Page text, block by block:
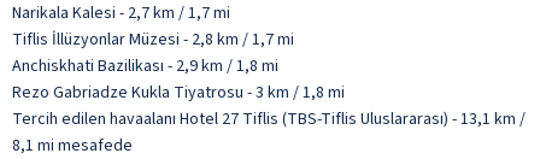
Narikala Kalesi - 2,7 km / 1,7 mi
Tiflis İllüzyonlar Müzesi - 2,8 km / 1,7 mi
Anchiskhati Bazilikası - 2,9 km / 1,8 mi
Rezo Gabriadze Kukla Tiyatrosu - 3 km / 1,8 mi
Tercih edilen havaalanı Hotel 27 Tiflis (TBS-Tiflis Uluslararası) - 13,1 km /
8,1 mi mesafede